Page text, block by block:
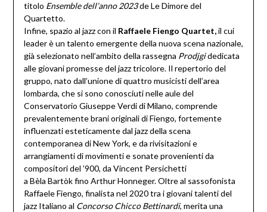
titolo Ensemble dell’anno 2023de Le Dimore del
Quartetto.
Infine, spazio al jazz con il Raffaele Fiengo Quartet,il cui
leader è un talento emergente della nuova scena nazionale,
già selezionato nell’ambito della rassegna Prodjgidedicata
alle giovani promesse del jazz tricolore. Il repertorio del
gruppo, nato dall’unione di quattro musicisti dell’area
lombarda, che si sono conosciuti nelle aule del
Conservatorio Giuseppe Verdi di Milano, comprende
prevalentemente brani originali di Fiengo, fortemente
influenzati esteticamente dal jazz della scena
contemporanea di New York, e da rivisitazioni e
arrangiamenti di movimenti e sonate provenienti da
compositori del ’900, da Vincent Persichetti
a Bèla Bartòk fino Arthur Honneger. Oltre al sassofonista
Raffaele Fiengo, finalista nel 2020 tra i giovani talenti del
jazz Italiano al Concorso ChiccoBettinardi, merita una